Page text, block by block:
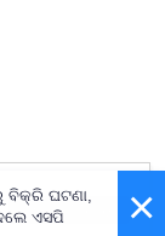
View More ×
ବିକ୍ରି ଘଟଣା,
ଏସପି